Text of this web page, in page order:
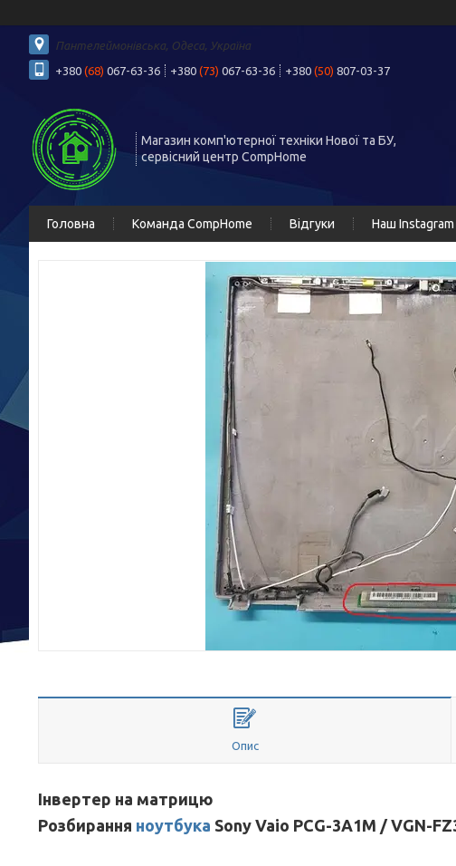
Пантелеймонівська, Одеса, Україна
+380 (68) 067-63-36 +380 (73) 067-63-36 +380 (50) 807-03-37
Магазин комп'ютерної техніки Нової та БУ,
сервісний центр CompHome
Головна Команда CompHome Відгуки Наш Instagram
Опис
Інвертер на матрицю
Розбирання ноутбука Sony Vaio PCG-3A1M / VGN-